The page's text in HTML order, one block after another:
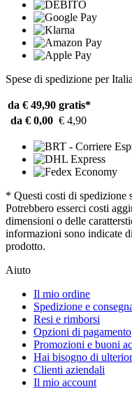
Spese di spedizione per Italia
da € 49,90 gratis*
da € 0,00 € 4,90
* Questi costi di spedizione
Potrebbero esserci costi
dimensioni o delle
informazioni sono indicate
prodotto.
Aiuto
Il mio ordine
Spedizione e
Resi e rimborsi
Opzioni di pagamento
Promozioni e buoni
Hai bisogno di
Clienti aziendali
Il mio account